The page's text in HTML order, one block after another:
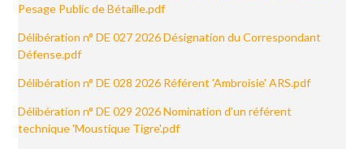
Pesage Public de Bétaille.pdf
Délibération n° DE 027 2026 Désignation du Correspondant
Défense.pdf
Délibération n° DE 028 2026 Référent 'Ambroisie' ARS.pdf
Délibération n° DE 029 2026 Nomination d'un référent
technique 'Moustique Tigre'.pdf